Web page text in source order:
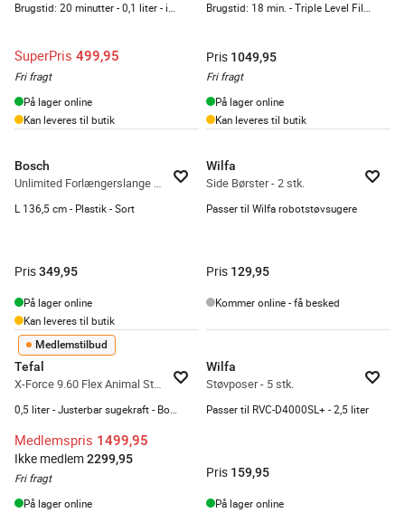
SuperPris 499,95
Fri fragt
På lager online
Kan leveres til butik
Pris 1049,95
Fri fragt
På lager online
Kan leveres til butik
Bosch
Unlimited Forlængerslange BHZUFEHN
L 136,5 cm - Plastik - Sort
Pris349,95
På lager online
Kan leveres til butik
Wilfa
Side Børster - 2 stk.
Passer til Wilfa robotstøvsugere
Pris 129,95
Kommer online - få besked
Medlemstilbud
Tefal
X-Force 9.60 Flex Animal Støvsuger
Medlemspris 1499,95
Ikke medlem 2299,95
Fri fragt
På lager online
Wilfa
Støvposer - 5 stk.
Passer til RVC-D4000SL+ - 2,5 liter
Pris 159,95
På lager online